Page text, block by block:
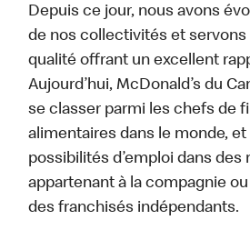
Depuis ce jour, nous avons
de nos collectivités et
qualité offrant un excellent
Aujourd’hui, McDonald’s du
se classer parmi les chefs de
alimentaires dans le monde, et
possibilités d’emploi dans des
appartenant à la compagnie
des franchisés indépendants.